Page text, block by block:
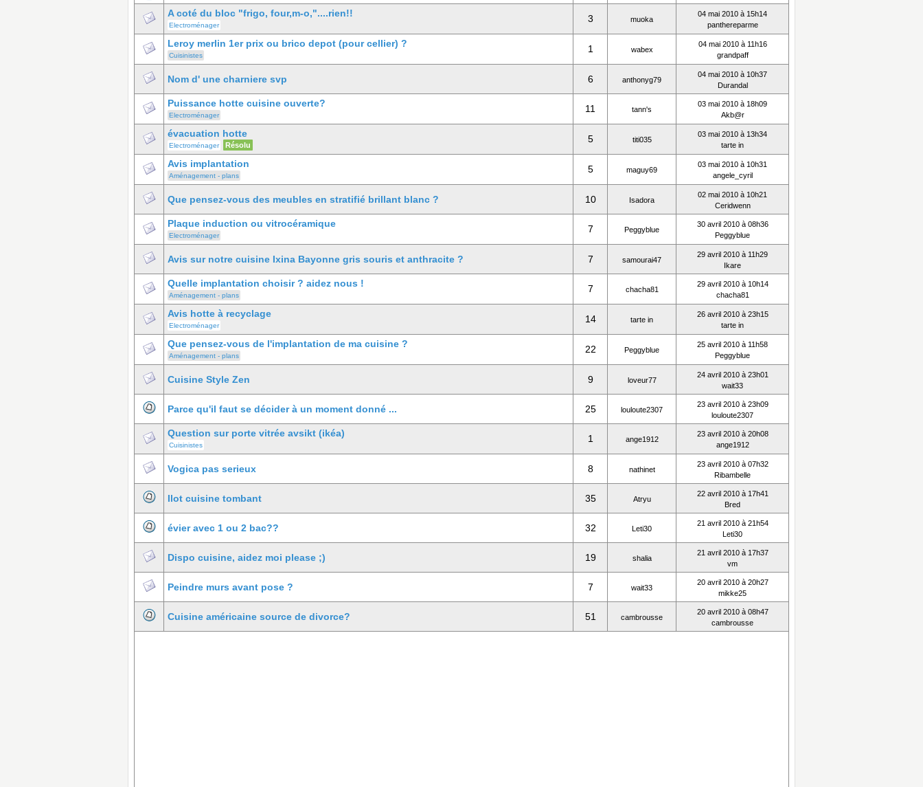
A coté du bloc "frigo, four,m-o,"....rien!!
Electroménager
3 muoka
04 mai 2010 à 15h14
panthereparme
Leroy merlin 1er prix ou brico depot (pour cellier) ?
Cuisinistes
1 wabex
04 mai 2010 à 11h16
grandpaff
Nom d' une charniere svp 6 anthonyg79
04 mai 2010 à 10h37
Durandal
Puissance hotte cuisine ouverte?
Electroménager
11 tann's
03 mai 2010 à 18h09
Akb@r
évacuation hotte
Electroménager Résolu
5 titi035
03 mai 2010 à 13h34
tarte in
Avis implantation
Aménagement - plans
5 maguy69
03 mai 2010 à 10h31
angele_cyril
Que pensez-vous des meubles en stratifié brillant blanc ? 10 Isadora
02 mai 2010 à 10h21
Ceridwenn
Plaque induction ou vitrocéramique
Electroménager
7 Peggyblue
30 avril 2010 à 08h36
Peggyblue
Avis sur notre cuisine Ixina Bayonne gris souris et anthracite ? 7 samourai47
29 avril 2010 à 11h29
Ikare
Quelle implantation choisir ? aidez nous !
Aménagement - plans
7 chacha81
29 avril 2010 à 10h14
chacha81
Avis hotte à recyclage
Electroménager
14 tarte in
26 avril 2010 à 23h15
tarte in
Que pensez-vous de l'implantation de ma cuisine ?
Aménagement - plans
22 Peggyblue
25 avril 2010 à 11h58
Peggyblue
Cuisine Style Zen 9 loveur77
24 avril 2010 à 23h01
wait33
Parce qu'il faut se décider à un moment donné ... 25 louloute2307
23 avril 2010 à 23h09
louloute2307
Question sur porte vitrée avsikt (ikéa)
Cuisinistes
1 ange1912
23 avril 2010 à 20h08
ange1912
Vogica pas serieux 8 nathinet
23 avril 2010 à 07h32
Ribambelle
Ilot cuisine tombant 35 Atryu
22 avril 2010 à 17h41
Bred
évier avec 1 ou 2 bac?? 32 Leti30
21 avril 2010 à 21h54
Leti30
Dispo cuisine, aidez moi please ;) 19 shalia
21 avril 2010 à 17h37
vm
Peindre murs avant pose ? 7 wait33
20 avril 2010 à 20h27
mikke25
Cuisine américaine source de divorce? 51 cambrousse
20 avril 2010 à 08h47
cambrousse